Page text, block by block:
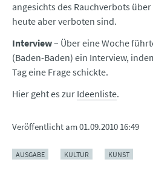
angesichts des Rauchverbots
heute aber verboten sind.
Interview– Über eine Woche
(Baden-Baden) ein Interview,
Tag eine Frage schickte.
Hier geht es zur Ideenliste.
Veröffentlicht am01.09.2010 16:49
AUSGABE KULTUR KUNST